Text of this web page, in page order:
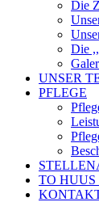
Die
Die
UNSER
PFLEGE
TO HUUS